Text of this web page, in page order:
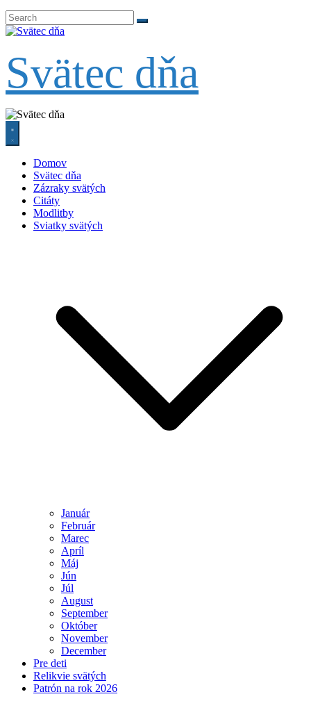
Svätec dňa
Domov
Svätec dňa
Zázraky svätých
Citáty
Modlitby
Sviatky svätých
Január
Február
Marec
Apríl
Máj
Jún
Júl
August
September
Október
November
December
Pre deti
Relikvie svätých
Patrón na rok 2026